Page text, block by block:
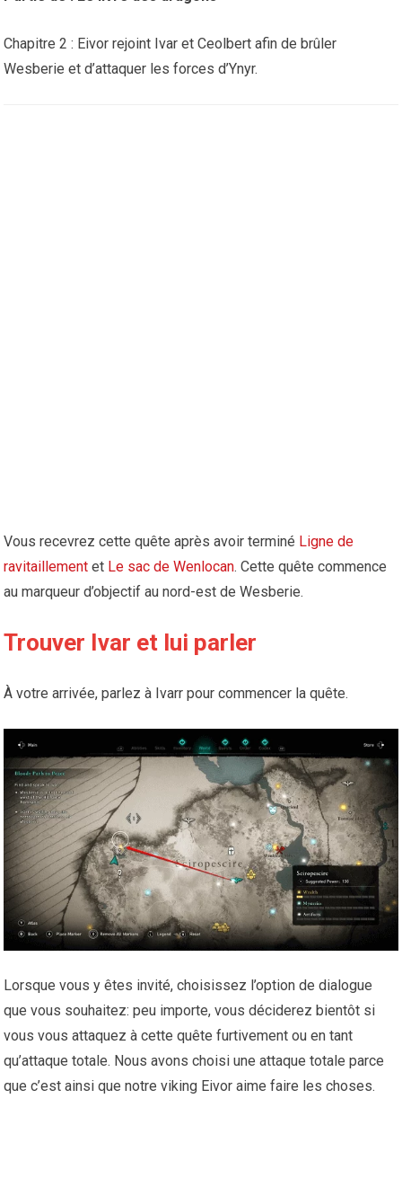
Chapitre 2 : Eivor rejoint Ivar et Ceolbert afin de brûler
Wesberie et d’attaquer les forces d’Ynyr.
Vous recevrez cette quête après avoir terminé Ligne de
ravitaillement et Le sac de Wenlocan. Cette quête commence
au marqueur d’objectif au nord-est de Wesberie.
Trouver Ivar et lui parler
À votre arrivée, parlez à Ivarr pour commencer la quête.
Lorsque vous y êtes invité, choisissez l’option de dialogue
que vous souhaitez: peu importe, vous déciderez bientôt si
vous vous attaquez à cette quête furtivement ou en tant
qu’attaque totale. Nous avons choisi une attaque totale parce
que c’est ainsi que notre viking Eivor aime faire les choses.